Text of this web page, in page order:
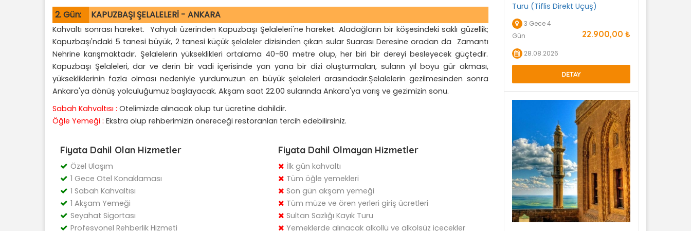
2. Gün: KAPUZBAŞI ŞELALELERİ - ANKARA
Kahvaltı sonrası hareket. Yahyalı üzerinden Kapuzbaşı Şelaleleri'ne hareket. Aladağların bir köşesindeki saklı güzellik;
Kapuzbaşı'ndaki 5 tanesi büyük, 2 tanesi küçük şelaleler dizisinden çıkan sular Suarası Deresine oradan da Zamantı
Nehrine karışmaktadır. Şelalelerin yükseklikleri ortalama 40-60 metre olup, her biri bir dereyi besleyecek güçtedir.
Kapuzbaşı Şelaleleri, dar ve derin bir vadi içerisinde yan yana bir dizi oluşturmaları, suların yıl boyu gür akması,
yüksekliklerinin fazla olması nedeniyle yurdumuzun en büyük şelaleleri arasındadır.Şelalelerin gezilmesinden sonra
Ankara'ya dönüş yolculuğumuz başlayacak. Akşam saat 22.00 sularında Ankara'ya varış ve gezimizin sonu.
Sabah Kahvaltısı : Otelimizde alınacak olup tur ücretine dahildir.
Öğle Yemeği : Ekstra olup rehberimizin önereceği restoranları tercih edebilirsiniz.
Fiyata Dahil Olan Hizmetler
Özel Ulaşım
1 Gece Otel Konaklaması
1 Sabah Kahvaltısı
1 Akşam Yemeği
Seyahat Sigortası
Profesyonel Rehberlik Hizmeti
Fiyata Dahil Olmayan Hizmetler
İlk gün kahvaltı
Tüm öğle yemekleri
Son gün akşam yemeği
Tüm müze ve ören yerleri giriş ücretleri
Sultan Sazlığı Kayık Turu
Yemeklerde alınacak alkollü ve alkolsüz içecekler
Turu (Tiflis Direkt Uçuş)
3 Gece 4
Gün
28.08.2026
22.900,00 ₺
DETAY